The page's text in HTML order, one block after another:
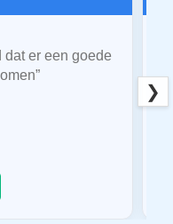
dat er een goede
❯